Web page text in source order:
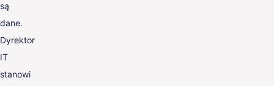
są
dane.
Dyrektor
IT
stanowi